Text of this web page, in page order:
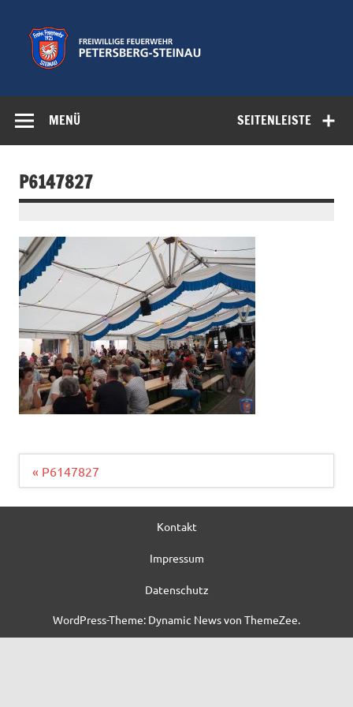
springen
Feuerwehr
Petersberg-
SEITENLEISTE
MENÜ
P6147827
Beitragsnavigation
« P6147827
Kontakt
Impressum
Datenschutz
WordPress-Theme: Dynamic News von ThemeZee.